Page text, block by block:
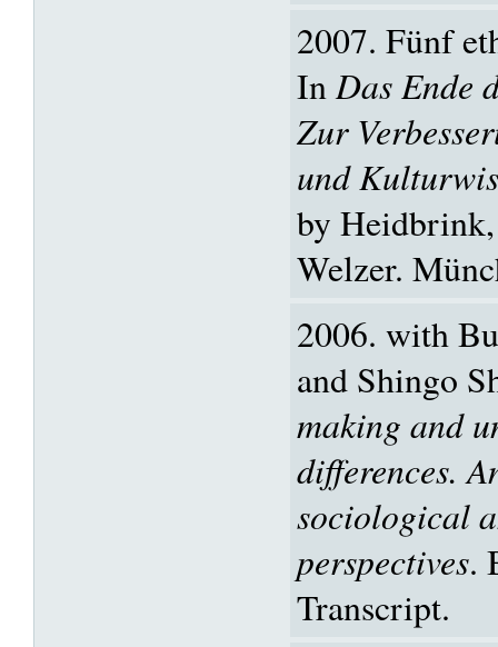
2007. Fünf
InDas Ende
Zur
und
by
Welzer.
2006. with
and Shingo
making and
differences.
sociological
perspectives.
Transcript.